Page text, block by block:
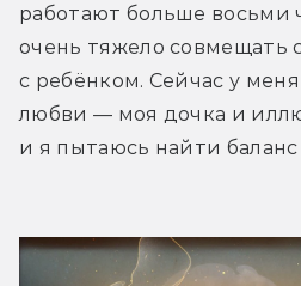
работают больше восьми
очень тяжело совмещать
с ребёнком. Сейчас у
любви — моя дочка и
и я пытаюсь найти